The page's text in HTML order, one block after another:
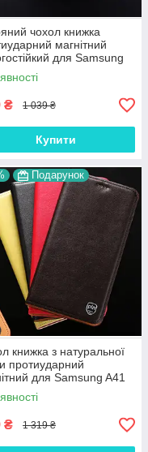
чохол книжка
магнітний
для Samsung
"VERSANO"
₴ 1 039 ₴
Купити
Подарунок
книжка з натуральної
протиударний
для Samsung A41
"CLASIC"
₴ 1 319 ₴